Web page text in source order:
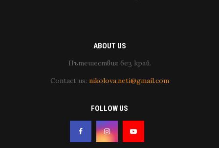
ABOUT US
Пътешествия без край.
Contact us: nikolova.neti@gmail.com
FOLLOW US